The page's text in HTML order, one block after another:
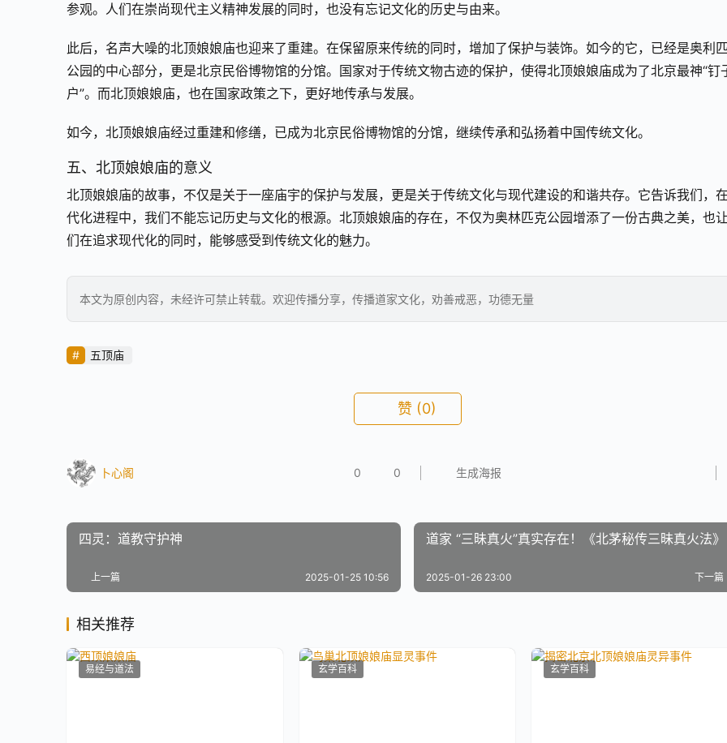
参观。人们在崇尚现代主义精神发展的同时，也没有忘记文化的历史与由来。
此后，名声大噪的北顶娘娘庙也迎来了重建。在保留原来传统的同时，增加了保护与装饰。如今的它，已经是奥利
公园的中心部分，更是北京民俗博物馆的分馆。国家对于传统文物古迹的保护，使得北顶娘娘庙成为了北京最神“钉
户”。而北顶娘娘庙，也在国家政策之下，更好地传承与发展。
如今，北顶娘娘庙经过重建和修缮，已成为北京民俗博物馆的分馆，继续传承和弘扬着中国传统文化。
五、北顶娘娘庙的意义
北顶娘娘庙的故事，不仅是关于一座庙宇的保护与发展，更是关于传统文化与现代建设的和谐共存。它告诉我们，
代化进程中，我们不能忘记历史与文化的根源。北顶娘娘庙的存在，不仅为奥林匹克公园增添了一份古典之美，也
们在追求现代化的同时，能够感受到传统文化的魅力。
本文为原创内容，未经许可禁止转载。欢迎传播分享，传播道家文化，劝善戒恶，功德无量
五顶庙
赞 (0)
卜心阁 0 0 生成海报
四灵：道教守护神
上一篇 2025-01-25 10:56
道家 “三昧真火”真实存在！《北茅秘传三昧真火法》
下一篇
2025-01-26 23:00
相关推荐
易经与道法 玄学百科 玄学百科